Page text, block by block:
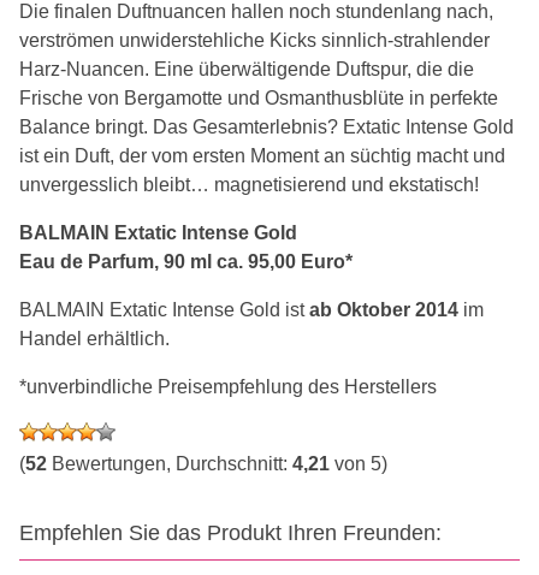
Die finalen Duftnuancen hallen noch stundenlang nach,
verströmen unwiderstehliche Kicks sinnlich-strahlender
Harz-Nuancen. Eine überwältigende Duftspur, die die
Frische von Bergamotte und Osmanthusblüte in perfekte
Balance bringt. Das Gesamterlebnis? Extatic Intense Gold
ist ein Duft, der vom ersten Moment an süchtig macht und
unvergesslich bleibt… magnetisierend und ekstatisch!
BALMAIN Extatic Intense Gold
Eau de Parfum, 90 ml ca. 95,00 Euro*
BALMAIN Extatic Intense Gold istab Oktober 2014 im
Handel erhältlich.
*unverbindliche Preisempfehlung des Herstellers
(52 Bewertungen, Durchschnitt: 4,21 von 5)
Empfehlen Sie das Produkt Ihren Freunden: